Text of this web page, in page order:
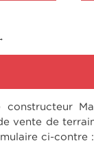
vente de
ci-contre :